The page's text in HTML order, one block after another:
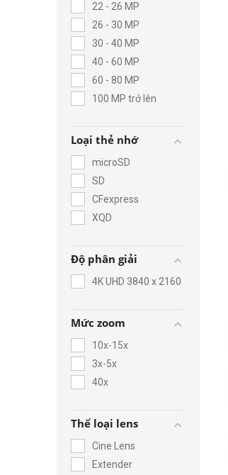
22 - 26 MP
26 - 30 MP
30 - 40 MP
40 - 60 MP
60 - 80 MP
100 MP trở lên
Loại thẻ nhớ
microSD
SD
CFexpress
XQD
Độ phân giải
4K UHD 3840 x 2160
Mức zoom
10x-15x
3x-5x
40x
Thể loại lens
Cine Lens
Extender